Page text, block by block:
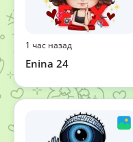
1 час назад
Enina 24